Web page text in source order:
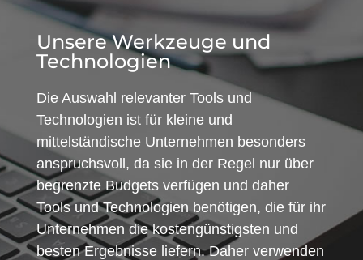
Unsere Werkzeuge und
Technologien
Die Auswahl relevanter Tools und
Technologien ist für kleine und
mittelständische Unternehmen besonders
anspruchsvoll, da sie in der Regel nur über
begrenzte Budgets verfügen und daher
Tools und Technologien benötigen, die für ihr
Unternehmen die kostengünstigsten und
besten Ergebnisse liefern. Daher verwenden